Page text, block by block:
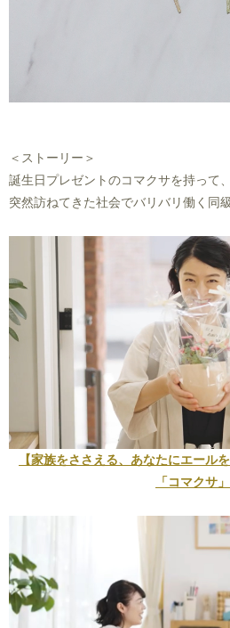
＜ストーリー＞
誕生日プレゼントのコマクサを持って、
突然訪ねてきた社会でバリバリ働く同級
【家族をささえる、あなたにエール
「コマクサ